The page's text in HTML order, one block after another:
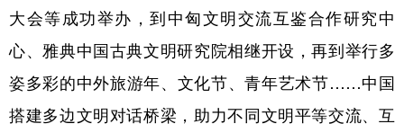
大会等成功举办，到中匈文明交流互鉴合作研究中
心、雅典中国古典文明研究院相继开设，再到举行多
姿多彩的中外旅游年、文化节、青年艺术节……中国
搭建多边文明对话桥梁，助力不同文明平等交流、互